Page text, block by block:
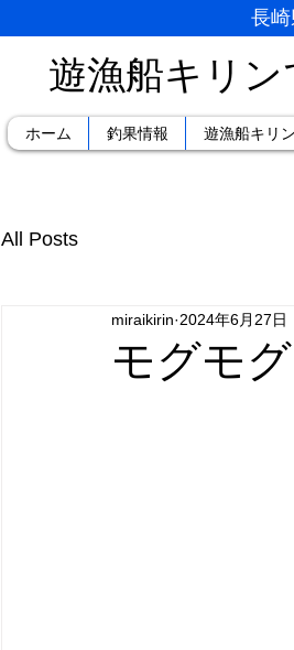
長
遊漁船キリ
ホーム 釣果情報 遊漁船キリ
All Posts
モグモグ
miraikirin 2024年6月27日